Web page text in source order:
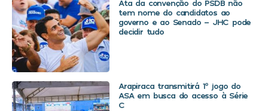
Ata da convenção do PSDB não
tem nome do candidatos ao
governo e ao Senado – JHC pode
decidir tudo
Arapiraca transmitirá 1º jogo do
ASA em busca do acesso à Série
C